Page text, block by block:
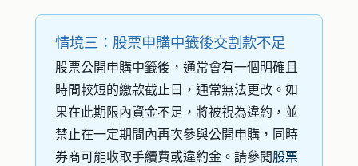
情境三：股票申購中籤後交割款不足
股票公開申購中籤後，通常會有一個明確且
時間較短的繳款截止日，通常無法更改。如
果在此期限內資金不足，將被視為違約，並
禁止在一定期間內再次參與公開申購，同時
券商可能收取手續費或違約金。請參閱股票